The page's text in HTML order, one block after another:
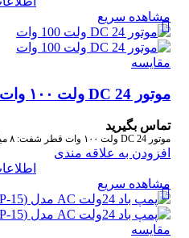
مشاهده سریع
مقایسه
موتور DC 24 ولت ۱۰۰ وات
تماس بگیرید
موتور DC 24 ولت ۱۰۰ وات قطر شفت: ۸ میلیمتر
افزودن به علاقه مندی
مشاهده سریع
مقایسه